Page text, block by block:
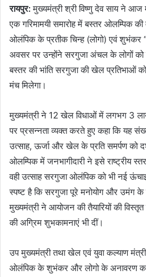
रायपुर:मुख्यमंत्री श्री विष्णु देव साय ने
एक गरिमामयी समारोह में बस्तर ओलम्पिक
ओलंपिक के प्रतीक चिन्ह (लोगो) एवं शुभंकर
अवसर पर उन्होंने सरगुजा अंचल के लोगों
बस्तर की भांति सरगुजा की खेल प्रतिभाओं
मंच मिलेगा।
मुख्यमंत्री ने 12 खेल विधाओं में लगभग 3
पर प्रसन्नता व्यक्त करते हुए कहा कि यह
उत्साह, ऊर्जा और खेल के प्रति समर्पण को
ओलम्पिक में जनभागीदारी ने इसे राष्ट्रीय
वही उत्साह सरगुजा ओलंपिक को भी नई
स्पष्ट है कि सरगुजा पूरे मनोयोग और उमंग
मुख्यमंत्री ने आयोजन की तैयारियों की
की अग्रिम शुभकामनाएं भी दीं।
उप मुख्यमंत्री तथा खेल एवं युवा कल्याण
ओलंपिक के शुभंकर और लोगो के अनावरण